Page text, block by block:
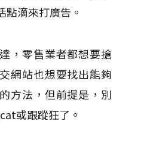
點滴來打廣告。
，零售業者都想要搶
網站也想要找出能夠
方法，但前提是，別
或跟蹤狂了。